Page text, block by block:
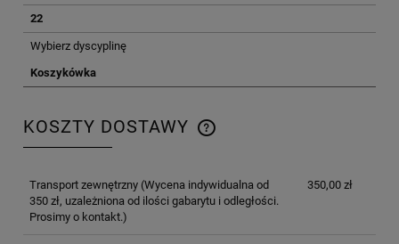
22
Wybierz dyscyplinę
Koszykówka
KOSZTY DOSTAWY
CENA NIE ZAWIERA EWENTUALNYCH KOSZTÓW
Transport zewnętrzny(Wycena indywidualna od
350 zł, uzależniona od ilości gabarytu i odległości.
Prosimy o kontakt.)
350,00 zł